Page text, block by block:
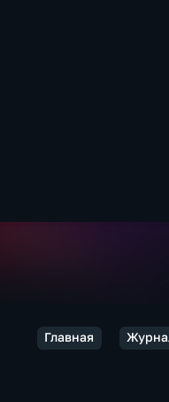
Главная